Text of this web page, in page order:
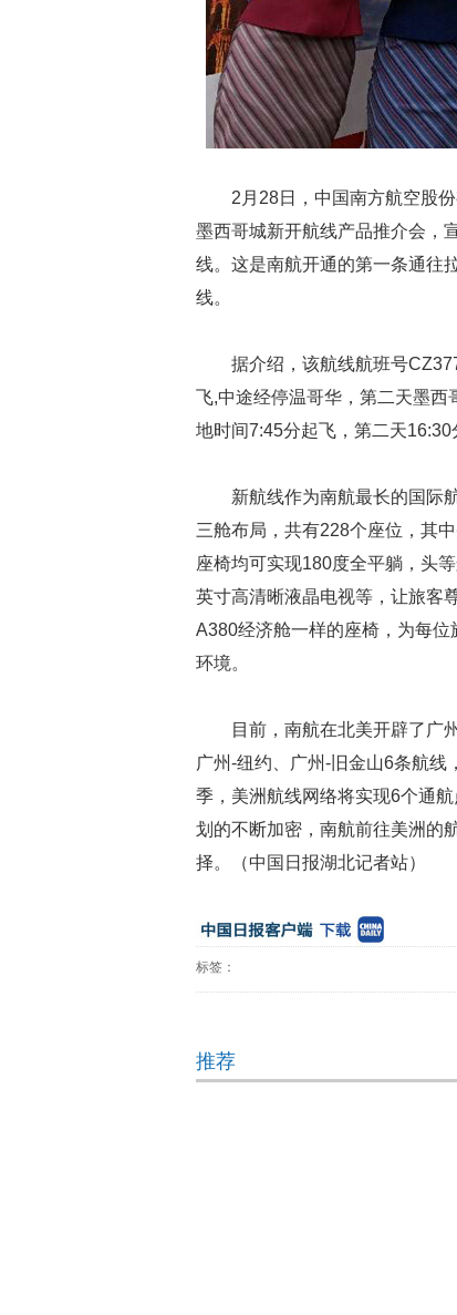
2月28日，中国南方航空股
墨西哥城新开航线产品推介会，
线。这是南航开通的第一条通往
线。
据介绍，该航线航班号
飞,中途经停温哥华，第二天墨西
地时间7:45分起飞，第二天16:30
新航线作为南航最长的国际
三舱布局，共有228个座位，其
座椅均可实现180度全平躺，头
英寸高清晰液晶电视等，让旅客
A380经济舱一样的座椅，为每
环境。
目前，南航在北美开辟了广
广州-纽约、广州-旧金山6条航
季，美洲航线网络将实现6个通
划的不断加密，南航前往美洲的
择。（中国日报湖北记者站）
标签：
推荐